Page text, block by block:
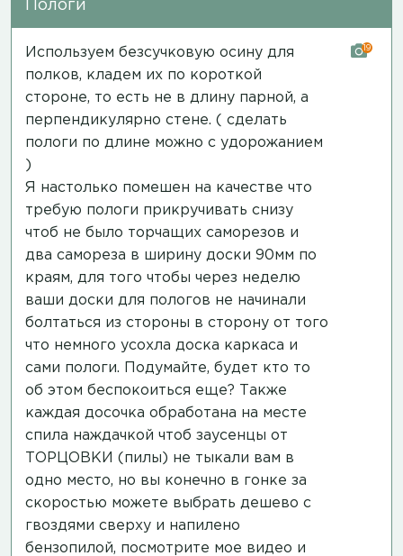
Пологи
Используем безсучковую осину для
полков, кладем их по короткой
стороне, то есть не в длину парной, а
перпендикулярно стене. ( сделать
пологи по длине можно с удорожанием
)
Я настолько помешен на качестве что
требую пологи прикручивать снизу
чтоб не было торчащих саморезов и
два самореза в ширину доски 90мм по
краям, для того чтобы через неделю
ваши доски для пологов не начинали
болтаться из стороны в сторону от того
что немного усохла доска каркаса и
сами пологи. Подумайте, будет кто то
об этом беспокоиться еще? Также
каждая досочка обработана на месте
спила наждачкой чтоб заусенцы от
ТОРЦОВКИ (пилы) не тыкали вам в
одно место, но вы конечно в гонке за
скоростью можете выбрать дешево с
гвоздями сверху и напилено
бензопилой, посмотрите мое видео и
19